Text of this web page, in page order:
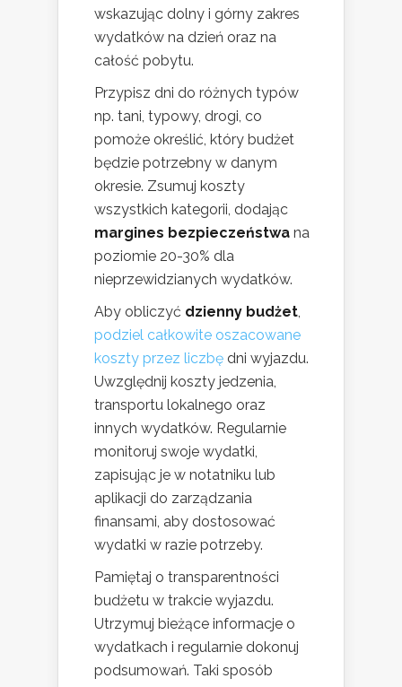
wskazując dolny i górny zakres
wydatków na dzień oraz na
całość pobytu.
Przypisz dni do różnych typów
np. tani, typowy, drogi, co
pomoże określić, który budżet
będzie potrzebny w danym
okresie. Zsumuj koszty
wszystkich kategorii, dodając
margines bezpieczeństwa na
poziomie 20-30% dla
nieprzewidzianych wydatków.
Aby obliczyć dzienny budżet
podziel całkowite oszacowane
koszty przez liczbę dni wyjazdu.
Uwzględnij koszty jedzenia,
transportu lokalnego oraz
innych wydatków. Regularnie
monitoruj swoje wydatki,
zapisując je w notatniku lub
aplikacji do zarządzania
finansami, aby dostosować
wydatki w razie potrzeby.
Pamiętaj o transparentności
budżetu w trakcie wyjazdu.
Utrzymuj bieżące informacje o
wydatkach i regularnie dokonuj
podsumowań. Taki sposób